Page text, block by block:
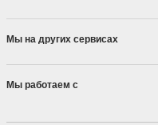
Мы на других сервисах
Мы работаем с